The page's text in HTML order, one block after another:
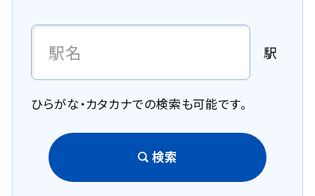
駅
ひらがな・カタカナでの検索も可能です。
検索